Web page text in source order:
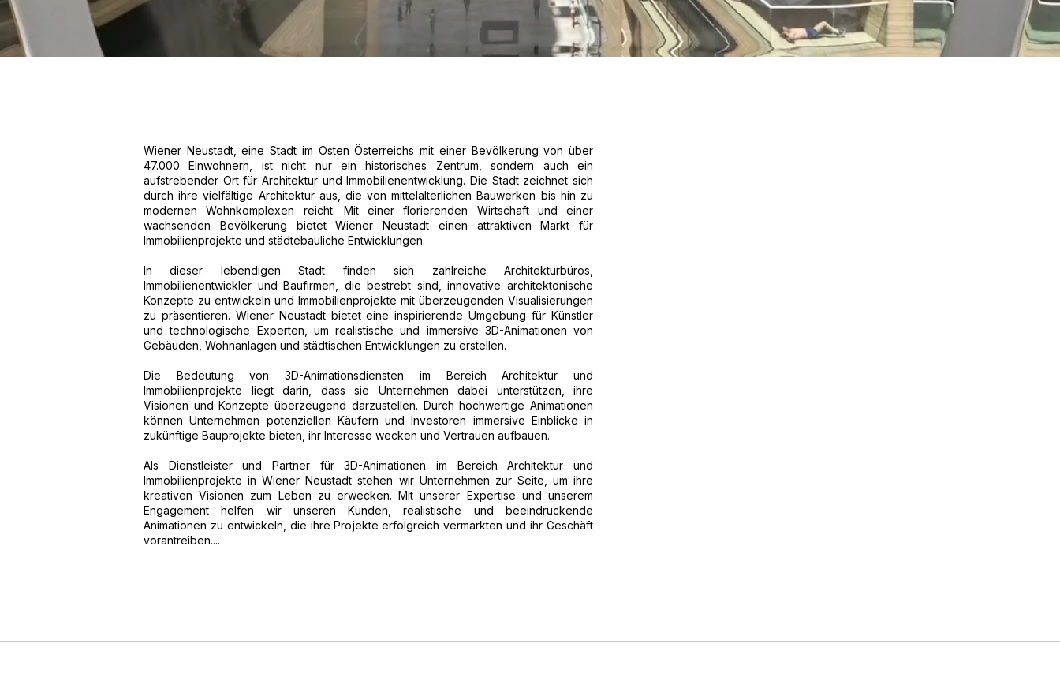
Wiener Neustadt, eine Stadt im Osten Österreichs mit einer Bevölkerung von über
47.000 Einwohnern, ist nicht nur ein historisches Zentrum, sondern auch ein
aufstrebender Ort für Architektur und Immobilienentwicklung. Die Stadt zeichnet sich
durch ihre vielfältige Architektur aus, die von mittelalterlichen Bauwerken bis hin zu
modernen Wohnkomplexen reicht. Mit einer florierenden Wirtschaft und einer
wachsenden Bevölkerung bietet Wiener Neustadt einen attraktiven Markt für
Immobilienprojekte und städtebauliche Entwicklungen.
In dieser lebendigen Stadt finden sich zahlreiche Architekturbüros,
Immobilienentwickler und Baufirmen, die bestrebt sind, innovative architektonische
Konzepte zu entwickeln und Immobilienprojekte mit überzeugenden Visualisierungen
zu präsentieren. Wiener Neustadt bietet eine inspirierende Umgebung für Künstler
und technologische Experten, um realistische und immersive 3D-Animationen von
Gebäuden, Wohnanlagen und städtischen Entwicklungen zu erstellen.
Die Bedeutung von 3D-Animationsdiensten im Bereich Architektur und
Immobilienprojekte liegt darin, dass sie Unternehmen dabei unterstützen, ihre
Visionen und Konzepte überzeugend darzustellen. Durch hochwertige Animationen
können Unternehmen potenziellen Käufern und Investoren immersive Einblicke in
zukünftige Bauprojekte bieten, ihr Interesse wecken und Vertrauen aufbauen.
Als Dienstleister und Partner für 3D-Animationen im Bereich Architektur und
Immobilienprojekte in Wiener Neustadt stehen wir Unternehmen zur Seite, um ihre
kreativen Visionen zum Leben zu erwecken. Mit unserer Expertise und unserem
Engagement helfen wir unseren Kunden, realistische und beeindruckende
Animationen zu entwickeln, die ihre Projekte erfolgreich vermarkten und ihr Geschäft
vorantreiben....